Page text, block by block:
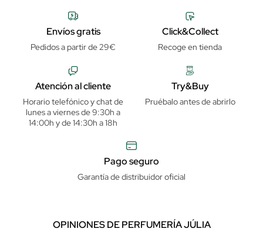
Envíos gratis
Pedidos a partir de 29€
Click&Collect
Recoge en tienda
Atención al cliente
Horario telefónico y chat de
lunes a viernes de 9:30h a
14:00h y de 14:30h a 18h
Try&Buy
Pruébalo antes de abrirlo
Pago seguro
Garantía de distribuidor oficial
OPINIONES DE PERFUMERÍA JÚLIA